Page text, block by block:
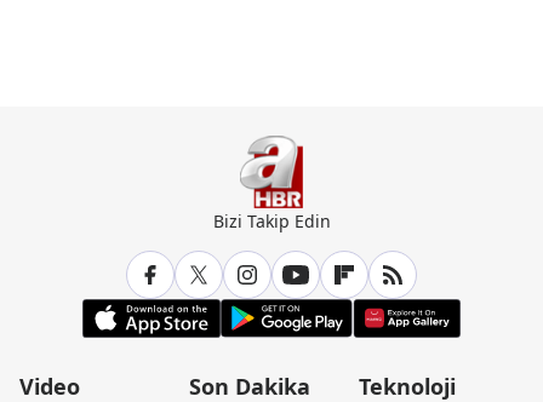
Bizi Takip Edin
Video
Son Dakika
Teknoloji